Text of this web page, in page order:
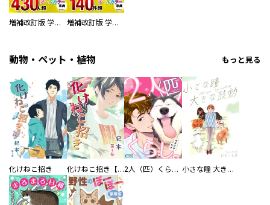
増補改訂版 学研まんが NEW世界の歴史 別巻 人物学習事典 増補改訂版 学研まんが NEW世界の歴史 別巻 世界遺産学習事典
動物・ペット・植物 もっと見る
化けねこ招き 化けねこ招き【描きおろし付合冊版】 2人（匹）くらし。 小さな瞳 大きな鼓動